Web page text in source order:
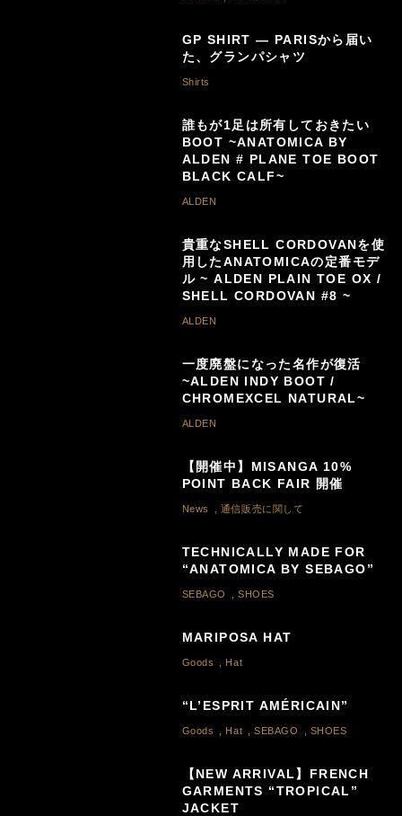
GP SHIRT — PARISから届い
た、グランパシャツ
Shirts
誰もが1足は所有しておきたい
BOOT ~ANATOMICA BY
ALDEN # PLANE TOE BOOT
BLACK CALF~
ALDEN
貴重なSHELL CORDOVANを使
用したANATOMICAの定番モデ
ル ~ ALDEN PLAIN TOE OX /
SHELL CORDOVAN #8 ~
ALDEN
一度廃盤になった名作が復活
~ALDEN INDY BOOT /
CHROMEXCEL NATURAL~
ALDEN
【開催中】MISANGA 10%
POINT BACK FAIR 開催
News 通信販売に関して
TECHNICALLY MADE FOR
“ANATOMICA BY SEBAGO”
SEBAGO ,SHOES
MARIPOSA HAT
Goods Hat
“L’ESPRIT AMÉRICAIN”
Goods Hat ,SEBAGO SHOES
【NEW ARRIVAL】FRENCH
GARMENTS “TROPICAL”
JACKET